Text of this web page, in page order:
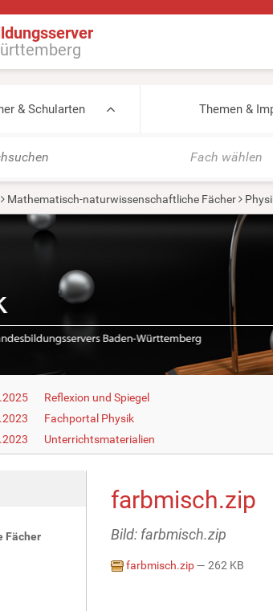
& Schularten Themen &
Fach wählen
Mathematisch-naturwissenschaftliche Fächer
Reflexion und Spiegel
Fachportal Physik
Unterrichtsmaterialien
Fächer
farbmisch.zip
Bild: farbmisch.zip
farbmisch.zip— 262 KB